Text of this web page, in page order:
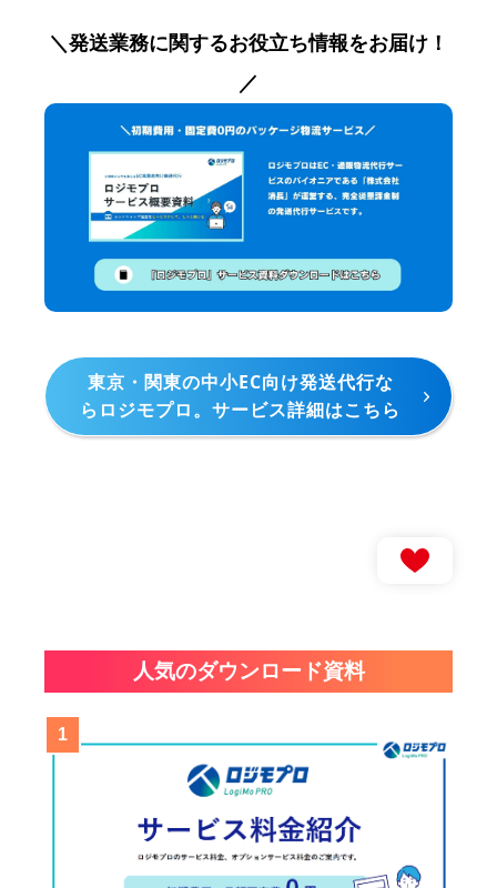
＼発送業務に関するお役立ち情報をお届け！
／
東京・関東の中小EC向け発送代行な
らロジモプロ。サービス詳細はこちら
人気のダウンロード資料